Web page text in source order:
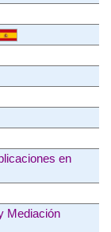
en
Mediación